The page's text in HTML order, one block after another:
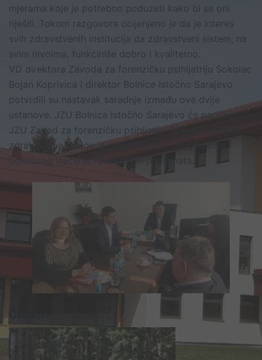
mjerama koje je potrebno poduzeti kako bi se oni
riješili. Tokom razgovora ocijenjeno je da je interes
svih zdravstvenih institucija da zdravstveni sistem, na
svim nivoima, funkciniše dobro i kvalitetno.
VD direktora Zavoda za forenzičku psihijatriju Sokolac
Bojan Koprivica i direktor Bolnice Istočno Sarajevo
potvrdili su nastavak saradnje između ove dvije
ustanove. JZU Bolnica Istočno Sarajevo će pacijentima
JZU Zavod za forenzičku psihijatiju Sokolac pružati
zdravstvene usluge iz oblasti KSZ-a, dijagnostike i
bolničkog liječenja forenzičkih pacijenata.